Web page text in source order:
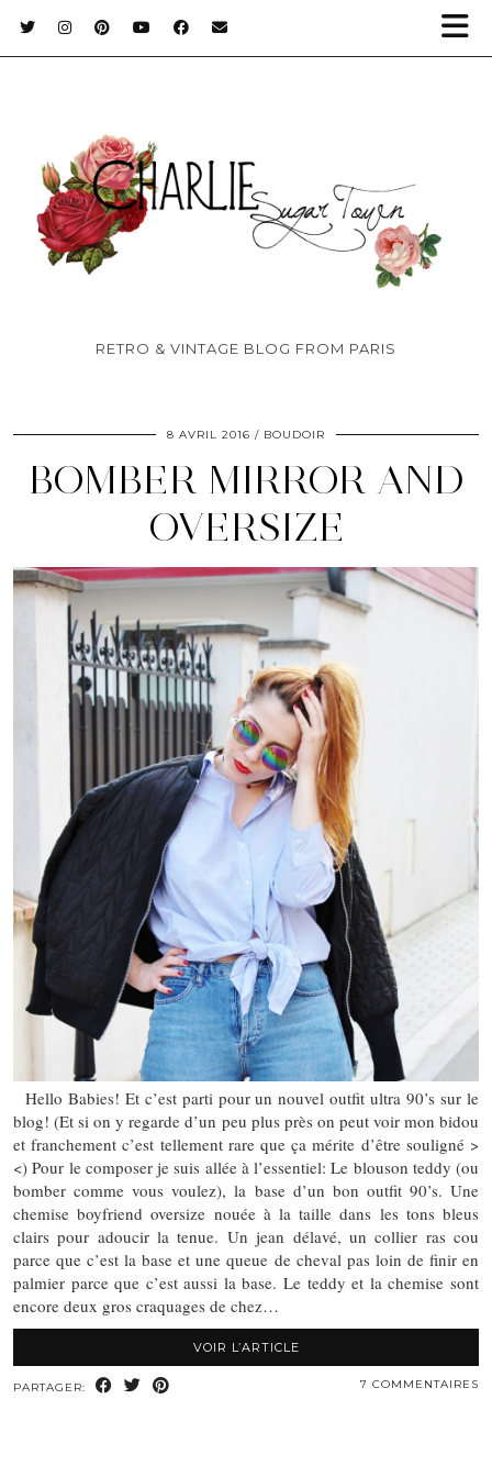
RETRO & VINTAGE BLOG FROM PARIS
8 AVRIL 2016 BOUDOIR
BOMBER MIRROR AND
OVERSIZE
Hello Babies! Et c’est parti pour un nouvel outfit ultra 90’s sur le
blog! (Et si on y regarde d’un peu plus près on peut voir mon bidou
et franchement c’est tellement rare que ça mérite d’être souligné >
<) Pour le composer je suis allée à l’essentiel: Le blouson teddy (ou
bomber comme vous voulez), la base d’un bon outfit 90’s. Une
chemise boyfriend oversize nouée à la taille dans les tons bleus
clairs pour adoucir la tenue. Un jean délavé, un collier ras cou
parce que c’est la base et une queue de cheval pas loin de finir en
palmier parce que c’est aussi la base. Le teddy et la chemise sont
encore deux gros craquages de chez…
VOIR L’ARTICLE
PARTAGER: 7 COMMENTAIRES